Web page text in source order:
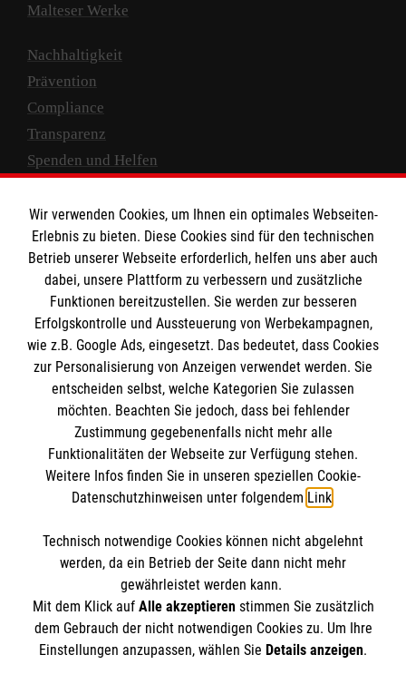
Malteser Werke
Nachhaltigkeit
Prävention
Compliance
Transparenz
Spenden und Helfen
Empfänger: Malteser Hilfsdienst e.V.
IBAN: DE10 3706 0120 1201 2000 12
BIC: GENODED 1PA7
Newsletter abonnieren
Cookies verwalten|AGB|Impressum|Datenschutz
Barrierefreiheit |Kontakt| Sharepoint|Mediathek
Wir verwenden Cookies, um Ihnen ein optimales Webseiten-
Erlebnis zu bieten. Diese Cookies sind für den technischen
Betrieb unserer Webseite erforderlich, helfen uns aber auch
dabei, unsere Plattform zu verbessern und zusätzliche
Funktionen bereitzustellen. Sie werden zur besseren
Erfolgskontrolle und Aussteuerung von Werbekampagnen,
wie z.B. Google Ads, eingesetzt. Das bedeutet, dass Cookies
zur Personalisierung von Anzeigen verwendet werden. Sie
entscheiden selbst, welche Kategorien Sie zulassen
möchten. Beachten Sie jedoch, dass bei fehlender
Zustimmung gegebenenfalls nicht mehr alle
Funktionalitäten der Webseite zur Verfügung stehen.
Weitere Infos finden Sie in unseren speziellen Cookie-
Datenschutzhinweisen unter folgendem Link.
Technisch notwendige Cookies können nicht abgelehnt
werden, da ein Betrieb der Seite dann nicht mehr
gewährleistet werden kann.
Mit dem Klick auf Alle akzeptierenstimmen Sie zusätzlich
dem Gebrauch der nicht notwendigen Cookies zu. Um Ihre
Einstellungen anzupassen, wählen Sie Details anzeigen.